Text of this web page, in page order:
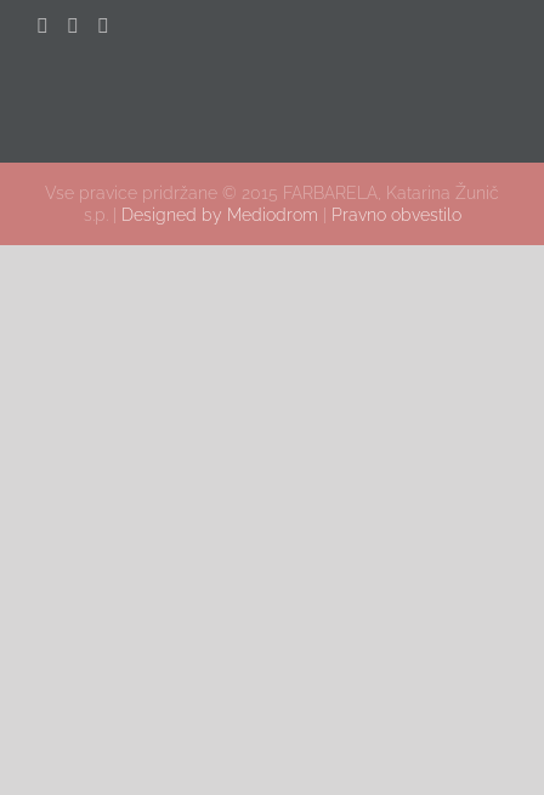
Vse pravice pridržane © 2015 FARBARELA, Katarina Žunič
s.p. |
Designed by Mediodrom Pravno obvestilo